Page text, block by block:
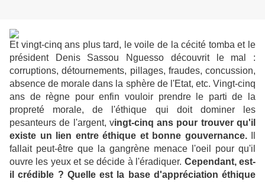
Et vingt-cinq ans plus tard, le voile de la cécité tomba et le
président Denis Sassou Nguesso découvrit le mal :
corruptions, détournements, pillages, fraudes, concussion,
absence de morale dans la sphère de l'Etat, etc. Vingt-cinq
ans de règne pour enfin vouloir prendre le parti de la
propreté morale, de l'éthique qui doit dominer les
pesanteurs de l'argent, vingt-cinq ans pour trouver qu'il
existe un lien entre éthique et bonne gouvernance.Il
fallait peut-être que la gangrène menace l'oeil pour qu'il
ouvre les yeux et se décide à l'éradiquer. Cependant, est-
il crédible ? Quelle est la base d'appréciation éthique